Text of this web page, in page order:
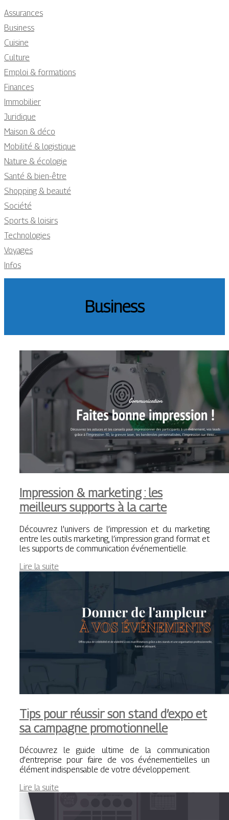
Assurances
Business
Cuisine
Culture
Emploi & formations
Finances
Immobilier
Juridique
Maison & déco
Mobilité & logistique
Nature & écologie
Santé & bien-être
Shopping & beauté
Société
Sports & loisirs
Technologies
Voyages
Infos
Business
Impression & marketing : les
meilleurs supports à la carte
Découvrez l’univers de l’impression et du marketing
entre les outils marketing, l’impression grand format et
les supports de communication événementielle.
Lire la suite
Tips pour réussir son stand d’expo et
sa campagne promotionnelle
Découvrez le guide ultime de la communication
d’entreprise pour faire de vos événementielles un
élément indispensable de votre développement.
Lire la suite